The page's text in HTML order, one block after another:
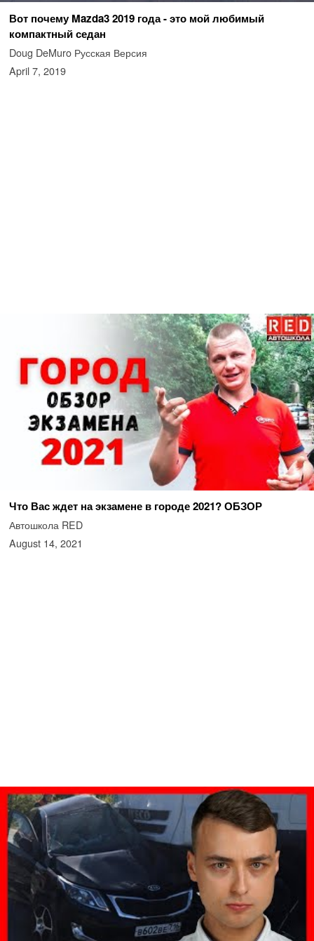
Вот почему Mazda3 2019 года - это мой любимый
компактный седан
Doug DeMuro Русская Версия
April 7, 2019
Что Вас ждет на экзамене в городе 2021? ОБЗОР
Автошкола RED
August 14, 2021